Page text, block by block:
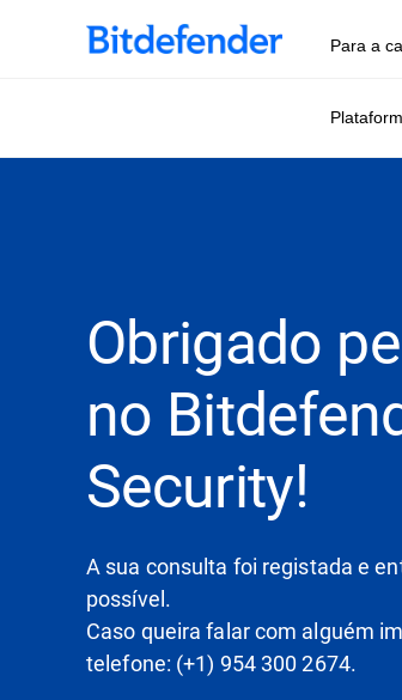
Para a
Obrigado
no
Security!
A sua consulta foi registada e
possível.
Caso queira falar com alguém
telefone: (+1) 954 300 2674.